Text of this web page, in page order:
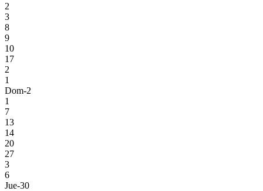
2
3
8
9
10
17
2
1
Dom-2
1
7
13
14
20
27
3
6
Jue-30